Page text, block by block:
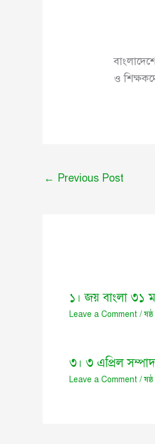
ও
← Previous Post
১। জয় বাংলা ৩১
Leave a Comment /
৩। ৩ এপ্রিল
Leave a Comment /